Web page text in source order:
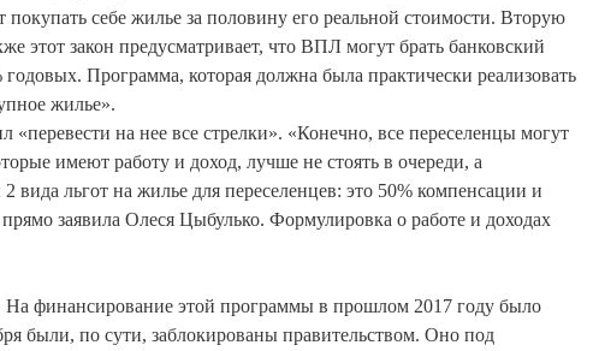
покупать себе жилье за половину его реальной стоимости. Вторую
этот закон предусматривает, что ВПЛ могут брать банковский
Программа, которая должна была практически реализовать
жилье».
на нее все стрелки». «Конечно, все переселенцы могут
имеют работу и доход, лучше не стоять в очереди, а
вида льгот на жилье для переселенцев: это 50% компенсации и
заявила Олеся Цыбулько. Формулировка о работе и доходах
финансирование этой программы в прошлом 2017 году было
были, по сути, заблокированы правительством. Оно под